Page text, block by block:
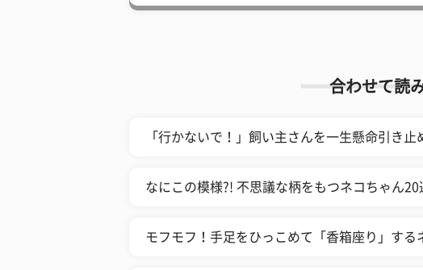
合わせて読
「行かないで！」飼い主さんを一生懸命引き止
なにこの模様?! 不思議な柄をもつネコちゃん20
モフモフ！手足をひっこめて「香箱座り」する